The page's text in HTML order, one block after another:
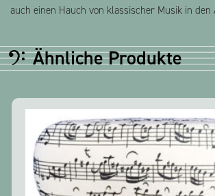
auch einen Hauch von klassischer Musik in
Ähnliche Produkte